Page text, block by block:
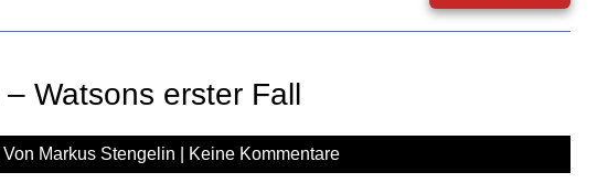
Holmes
(68)
Hill
Watsons erster Fall
| Von Markus Stengelin Keine Kommentare